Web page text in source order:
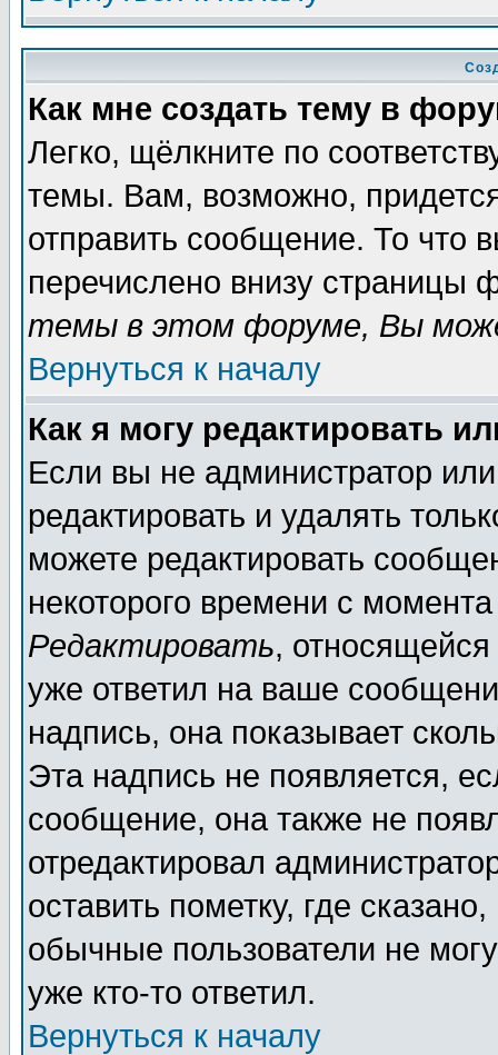
Как мне создать тему в
Легко, щёлкните по
темы. Вам, возможно,
отправить сообщение. То что
перечислено внизу страницы
темы в этом форуме, Вы
Вернуться к началу
Как я могу редактировать
Если вы не администратор
редактировать и удалять
можете редактировать
некоторого времени с
Редактировать,
уже ответил на ваше
надпись, она показывает
Эта надпись не появляется,
сообщение, она также не
отредактировал
оставить пометку, где
обычные пользователи не
уже кто-то ответил.
Вернуться к началу